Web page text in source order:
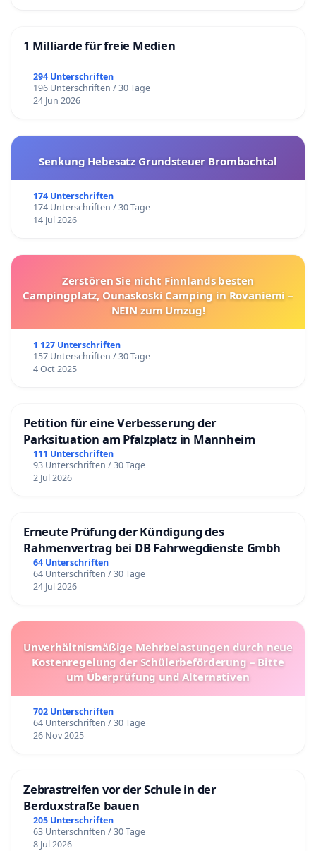
1 Milliarde für freie Medien
294 Unterschriften
196 Unterschriften / 30 Tage
24 Jun 2026
Senkung Hebesatz Grundsteuer Brombachtal
174 Unterschriften
174 Unterschriften / 30 Tage
14 Jul 2026
Zerstören Sie nicht Finnlands besten
Campingplatz, Ounaskoski Camping in Rovaniemi –
NEIN zum Umzug!
1 127 Unterschriften
157 Unterschriften / 30 Tage
4 Oct 2025
Petition für eine Verbesserung der
Parksituation am Pfalzplatz in Mannheim
111 Unterschriften
93 Unterschriften / 30 Tage
2 Jul 2026
Erneute Prüfung der Kündigung des
Rahmenvertrag bei DB Fahrwegdienste Gmbh
64 Unterschriften
64 Unterschriften / 30 Tage
24 Jul 2026
Unverhältnismäßige Mehrbelastungen durch neue
Kostenregelung der Schülerbeförderung – Bitte
um Überprüfung und Alternativen
702 Unterschriften
64 Unterschriften / 30 Tage
26 Nov 2025
Zebrastreifen vor der Schule in der
Berduxstraße bauen
205 Unterschriften
63 Unterschriften / 30 Tage
8 Jul 2026